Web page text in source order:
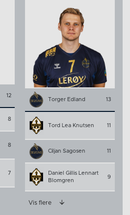
12
8
8
7
Torger Edland 13
Tord Lea Knutsen 11
Ciljan Sagosen 11
Daniel Gillis Lennart
Blomgren
9
Vis flere